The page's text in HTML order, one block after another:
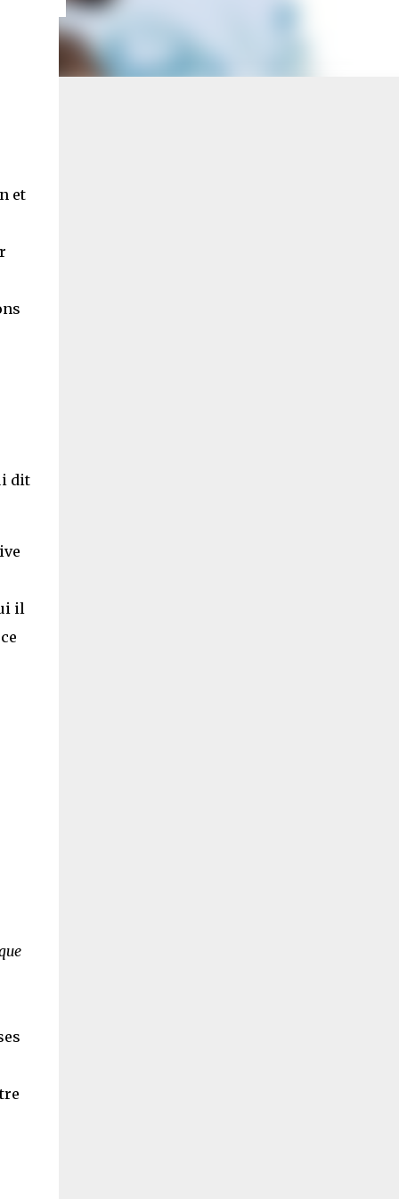
et
dit
il